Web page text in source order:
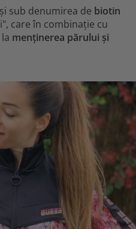
sub denumirea de biotin
care în combinație cu
menținerea părului și